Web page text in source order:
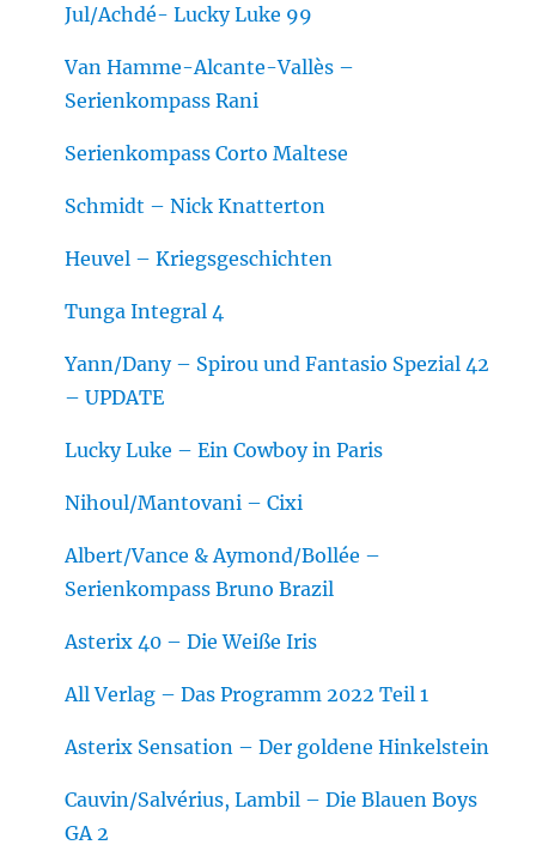
Jul/Achdé- Lucky Luke 99
Van Hamme-Alcante-Vallès –
Serienkompass Rani
Serienkompass Corto Maltese
Schmidt – Nick Knatterton
Heuvel – Kriegsgeschichten
Tunga Integral 4
Yann/Dany – Spirou und Fantasio Spezial 42
– UPDATE
Lucky Luke – Ein Cowboy in Paris
Nihoul/Mantovani – Cixi
Albert/Vance & Aymond/Bollée –
Serienkompass Bruno Brazil
Asterix 40 – Die Weiße Iris
All Verlag – Das Programm 2022 Teil 1
Asterix Sensation – Der goldene Hinkelstein
Cauvin/Salvérius, Lambil – Die Blauen Boys
GA 2